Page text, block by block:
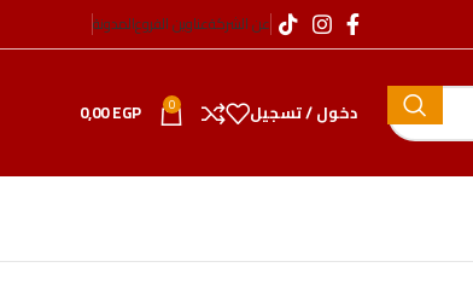
عن الشركةعناوين الفروعالمدونة
دخول / تسجيل 0
0,00EGP